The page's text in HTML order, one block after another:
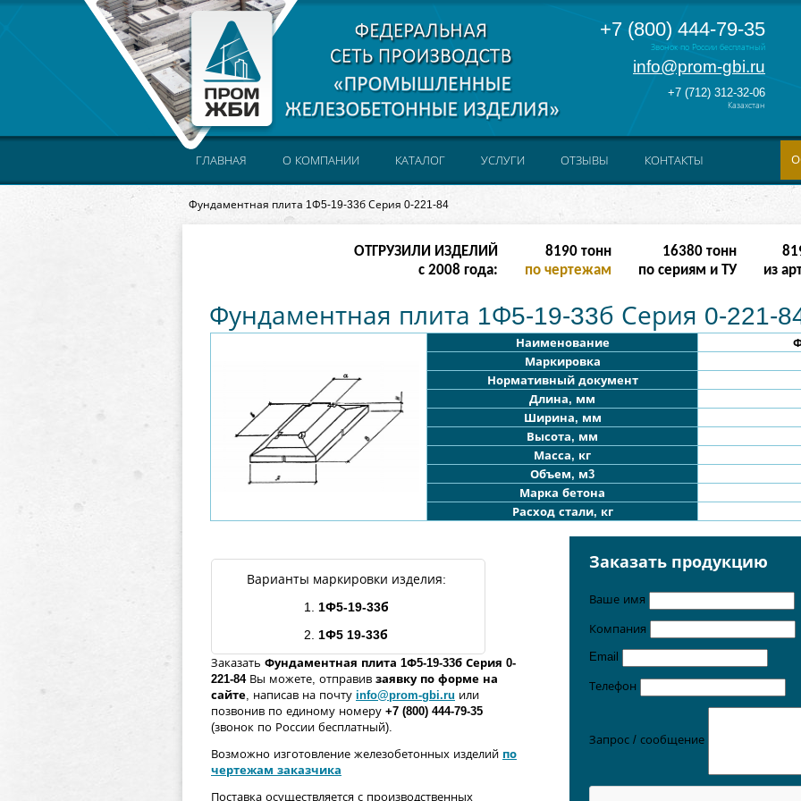
+7 (800) 444-79-35
Звонок по России бесплатный
info@prom-gbi.ru
+7 (712) 312-32-06
Казахстан
Фундаментная плита 1Ф5-19-33б Серия 0-221-84
ГЛАВНАЯ О КОМПАНИИ КАТАЛОГ УСЛУГИ ОТЗЫВЫ КОНТАКТЫ
ОТГРУЗИЛИ ИЗДЕЛИЙ
с 2008 года:
16382тонн
по чертежам
32764тонн
по сериям и ТУ
из
Фундаментная плита 1Ф5-19-33б Серия 0-221-
Наименование
Маркировка
Нормативный документ
Длина, мм
Ширина, мм
Высота, мм
Масса, кг
Объем, м3
Марка бетона
Расход стали, кг
Варианты маркировки изделия:
1. 1Ф5-19-33б
2.
1Ф5 19-33б
Заказать Фундаментная плита 1Ф5-19-33б Серия 0-
221-84 Вы можете, отправив заявку по форме на
сайте, написав на почту info@prom-gbi.ru или
позвонив по единому номеру +7 (800) 444-79-35
(звонок по России бесплатный).
Возможно изготовление железобетонных изделий по
чертежам заказчика
Поставка осуществляется с производственных
Заказать продукцию
Ваше имя
Компания
Email
Телефон
Запрос / сообщение